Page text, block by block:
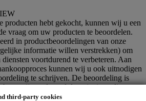
third-party cookies
producten hebt gekocht, kunnen wij u een
vraag om uw producten te beoordelen.
in productbeoordelingen van onze
informatie willen verstrekken) om
voortdurend te verbeteren. Aan
kunnen wij u ook uitnodigen
te schrijven. De beoordeling is
vrij om deze al dan niet in te dienen.
BUSINESS